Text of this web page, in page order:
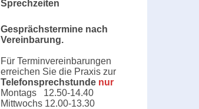
Sprechzeiten
Gesprächstermine nach
Vereinbarung.
Für Terminvereinbarungen
erreichen Sie die Praxis zur
Telefonsprechstunde nur
Montags 12.50-14.40
Mittwochs 12.00-13.30